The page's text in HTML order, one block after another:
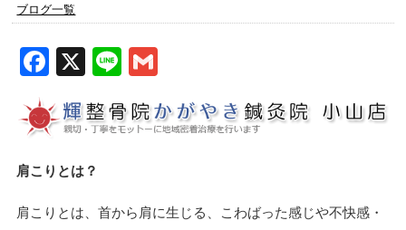
ブログ一覧
Facebook
X Line
肩こりとは？
肩こりとは、首から肩に生じる、こわばった感じや不快感・